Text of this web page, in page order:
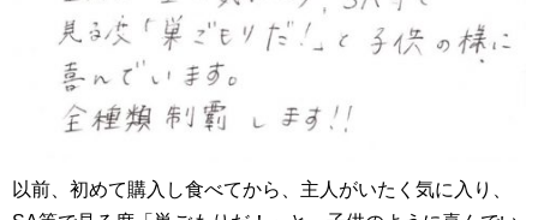
以前、初めて購入し食べてから、主人がいたく気に入り、